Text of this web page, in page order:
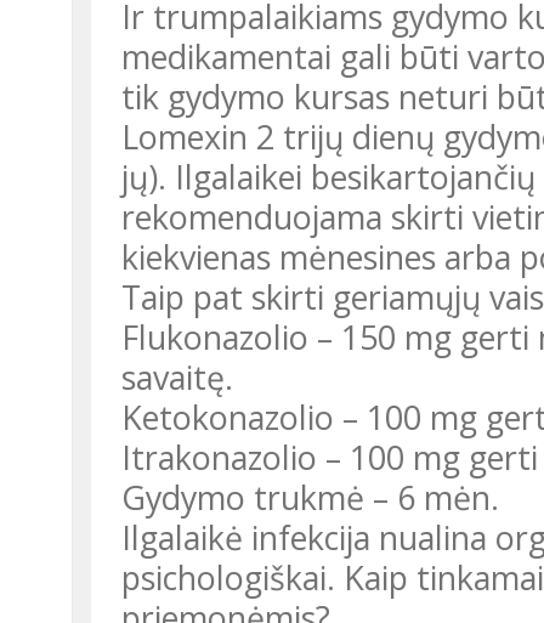
Ir trumpalaikiams gydymo
medikamentai gali būti
tik gydymo kursas neturi
Lomexin 2 trijų dienų
jų). Ilgalaikei
rekomenduojama skirti
kiekvienas mėnesines arba
Taip pat skirti geriamųjų
Flukonazolio – 150 mg
savaitę.
Ketokonazolio – 100 mg
Itrakonazolio – 100 mg
Gydymo trukmė – 6 mėn.
Ilgalaikė infekcija nualina
psichologiškai. Kaip